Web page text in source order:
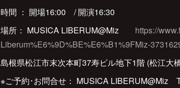
時間 ： 開場16:00 / 開演16:30
場所： MUSICA LIBERUM@Miz https://
Liberum%E6%9D%BE%E6%B1%9FMiz-
島根県松江市末次本町37寿ビル地下1階 (松江大
※ご予約･お問合せ： MUSICA LIBERUM@Miz